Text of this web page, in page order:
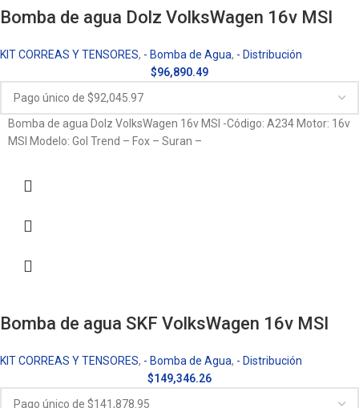
Bomba de agua Dolz VolksWagen 16v MSI
KIT CORREAS Y TENSORES, - Bomba de Agua, - Distribución
$96,890.49
Bomba de agua Dolz VolksWagen 16v MSI -Código: A234 Motor: 16v
MSI Modelo: Gol Trend – Fox – Suran –
Bomba de agua SKF VolksWagen 16v MSI
KIT CORREAS Y TENSORES, - Bomba de Agua, - Distribución
$149,346.26